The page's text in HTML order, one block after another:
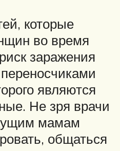
которые
во время
заражения
являются
Не зря врачи
мамам
общаться